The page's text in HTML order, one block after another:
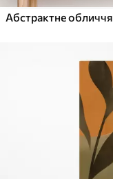
Абстрактне обличчя